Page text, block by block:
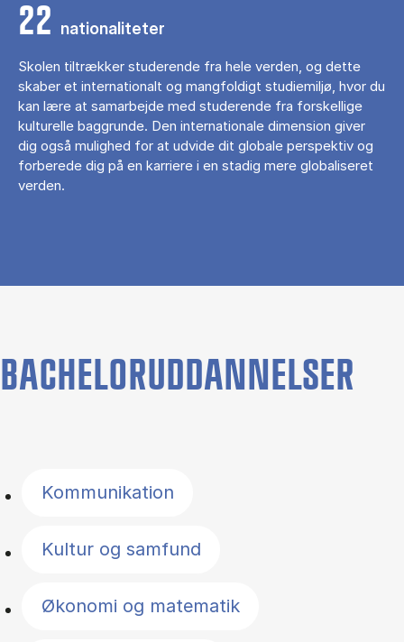
22 nationaliteter
Skolen tiltrækker studerende fra hele verden, og dette
skaber et internationalt og mangfoldigt studiemiljø, hvor du
kan lære at samarbejde med studerende fra forskellige
kulturelle baggrunde. Den internationale dimension giver
dig også mulighed for at udvide dit globale perspektiv og
forberede dig på en karriere i en stadig mere globaliseret
verden.
BACHELORUDDANNELSER
Kommunikation
Kultur og samfund
Økonomi og matematik